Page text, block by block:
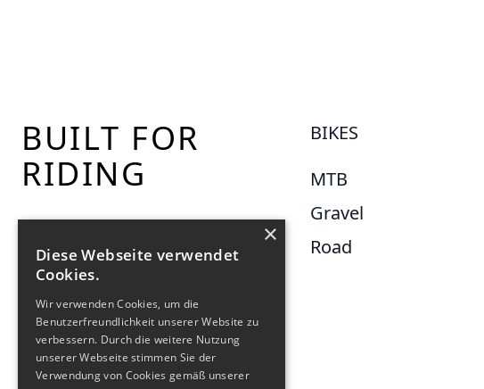
BUILT FOR
RIDING
BIKES
MTB
Gravel
Road
×
Diese Webseite verwendet
Cookies.
Wir verwenden Cookies, um die
Benutzerfreundlichkeit unserer Website zu
verbessern. Durch die weitere Nutzung
unserer Webseite stimmen Sie der
Verwendung von Cookies gemäß unserer